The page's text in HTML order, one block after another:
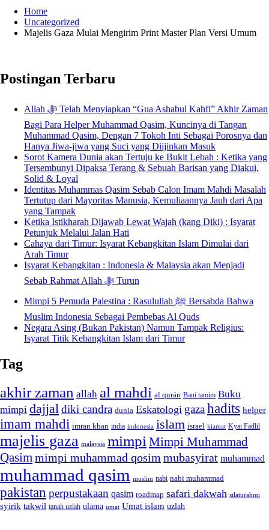
Home
Uncategorized
Majelis Gaza Mulai Mengirim Print Master Plan Versi Umum
Postingan Terbaru
Allah ﷻ Telah Menyiapkan “Gua Ashabul Kahfi” Akhir Zaman
Bagi Para Helper Muhammad Qasim, Kuncinya di Tangan
Muhammad Qasim, Dengan 7 Tokoh Inti Sebagai Porosnya dan
Hanya Jiwa-jiwa yang Suci yang Diijinkan Masuk
Sorot Kamera Dunia akan Tertuju ke Bukit Lebah : Ketika yang
Tersembunyi Dipaksa Terang & Sebuah Barisan yang Diakui,
Solid & Loyal
Identitas Muhammas Qasim Sebab Calon Imam Mahdi Masalah
Tertutup dari Mayoritas Manusia, Kemuliaannya Jauh dari Apa
yang Tampak
Ketika Istikharah Dijawab Lewat Wajah (kang Diki) : Isyarat
Petunjuk Melalui Jalan Hati
Cahaya dari Timur: Isyarat Kebangkitan Islam Dimulai dari
Arah Timur
Isyarat Kebangkitan : Indonesia & Malaysia akan Menjadi
Sebab Rahmat Allah ﷻ Turun
Mimpi 5 Pemuda Palestina : Rasulullah ﷺ Bersabda Bahwa
Muslim Indonesia Sebagai Pembebas Al Quds
Negara Asing (Bukan Pakistan) Namun Tampak Religius:
Isyarat Titik Kebangkitan Islam dari Timur
Tag
akhir zaman allah al mahdi al qurán Bani tamim Buku
mimpi dajjal diki candra dunia Eskatologi gazahadits helper
imam mahdi imran khan india indonesia islam israel kiamat Kyai Fadlil
majelis gaza malaysia mimpi Mimpi Muhammad
Qasim mimpi muhammad qosim mubasyirat muhammad
muhammad qasim muslim nabi nabi muhammad
pakistan perpustakaan qasim roadmap safari dakwah silaturahmi
syirik takwil tanah uzlah ulama umat Umat islam uzlah